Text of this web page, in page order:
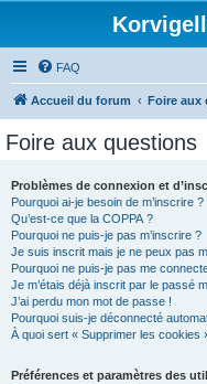
FAQ
Accueil du forum Foire aux
Foire aux questions
Problèmes de connexion et
Pourquoi ai-je besoin de m’inscrire ?
Qu’est-ce que la COPPA ?
Pourquoi ne puis-je pas m’inscrire ?
Je suis inscrit mais je ne peux pas
Pourquoi ne puis-je pas me
Je m’étais déjà inscrit par le passé
J’ai perdu mon mot de passe !
Pourquoi suis-je déconnecté
À quoi sert « Supprimer les cookies
Préférences et paramètres des